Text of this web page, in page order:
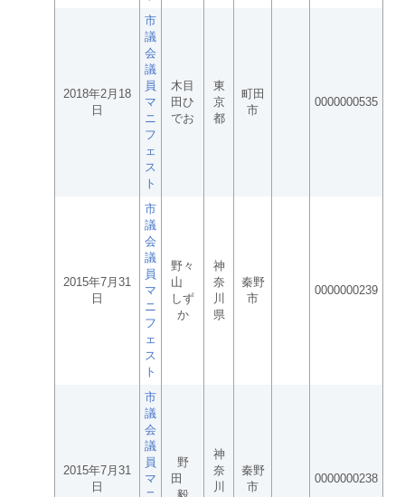
2018年2月18
日
市
議
会
議
員
マ
ニ
フ
ェ
ス
ト
木目
田ひ
でお
東
京
都
町田
市
0000000535
2015年7月31
日
市
議
会
議
員
マ
ニ
フ
ェ
ス
ト
野々
山
しず
か
神
奈
川
県
秦野
市
0000000239
2015年7月31
日
市
議
会
議
員
マ
野
田
神
奈
川
秦野
市
0000000238